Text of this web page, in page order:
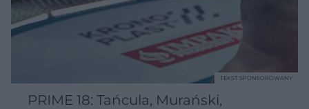
PRIME 18: Tańcula, Murański,
TEKST SPONSOROWANY